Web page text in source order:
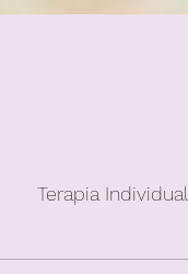
Terapia Individual